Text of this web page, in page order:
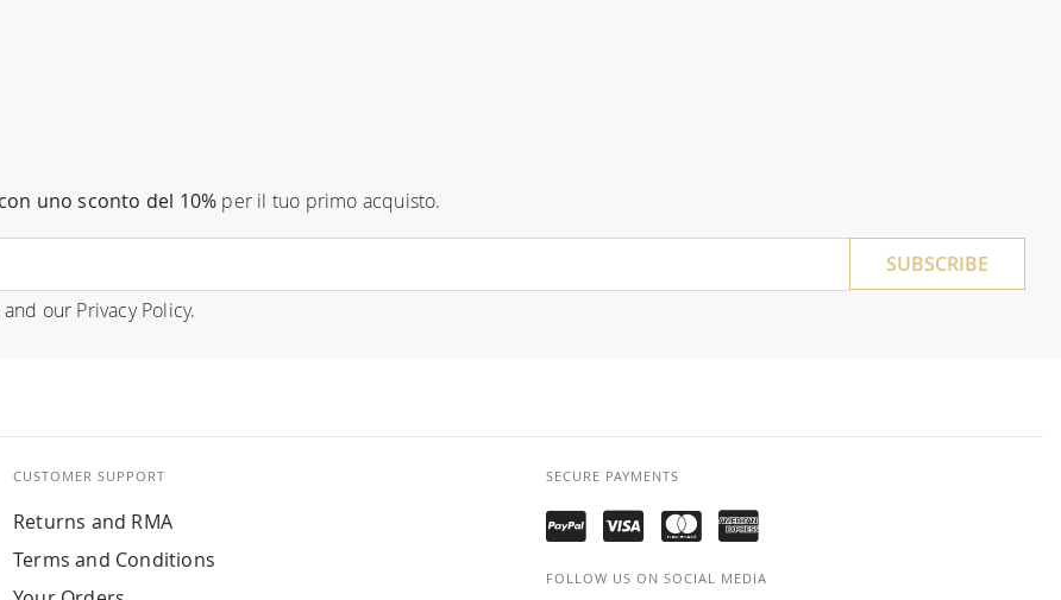
uno sconto del 10% per il tuo primo acquisto.
and our Privacy Policy.
SUBSCRIBE
CUSTOMER SUPPORT
Returns and RMA
Terms and Conditions
SECURE PAYMENTS
FOLLOW US ON SOCIAL MEDIA